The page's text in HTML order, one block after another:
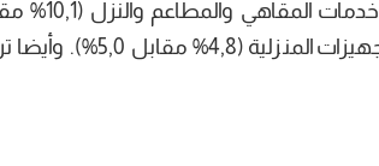
ناحية أخرى الى تراجع وتيرة ارتفاع أسعار